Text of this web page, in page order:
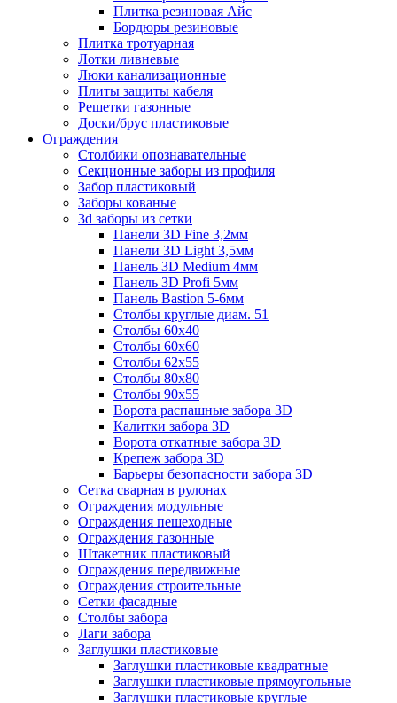
Плитка резиновая Айс
Бордюры резиновые
Плитка тротуарная
Лотки ливневые
Люки канализационные
Плиты защиты кабеля
Решетки газонные
Доски/брус пластиковые
Ограждения
Столбики опознавательные
Секционные заборы из профиля
Забор пластиковый
Заборы кованые
3d заборы из сетки
Панели 3D Fine 3,2мм
Панели 3D Light 3,5мм
Панель 3D Medium 4мм
Панель 3D Profi 5мм
Панель Bastion 5-6мм
Столбы круглые диам. 51
Столбы 60х40
Столбы 60х60
Столбы 62х55
Столбы 80х80
Столбы 90х55
Ворота распашные забора 3D
Калитки забора 3D
Ворота откатные забора 3D
Крепеж забора 3D
Барьеры безопасности забора 3D
Сетка сварная в рулонах
Ограждения модульные
Ограждения пешеходные
Ограждения газонные
Штакетник пластиковый
Ограждения передвижные
Ограждения строительные
Сетки фасадные
Столбы забора
Лаги забора
Заглушки пластиковые
Заглушки пластиковые квадратные
Заглушки пластиковые прямоугольные
Заглушки пластиковые круглые